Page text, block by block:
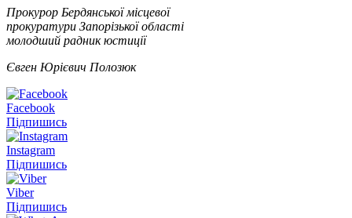
Прокурор Бердянської місцевої
прокуратури Запорізької області
молодший радник юстиції
Євген Юрієвич Полозюк
Facebook
Підпишись
Instagram
Підпишись
Viber
Підпишись